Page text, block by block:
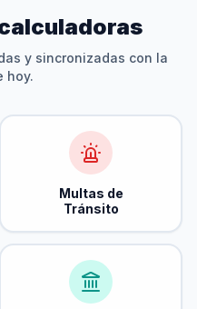
y sincronizadas con la
hoy.
Multas de
Tránsito